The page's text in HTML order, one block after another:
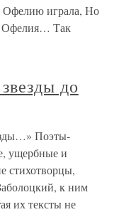
Офелию играла, Но
Офелия… Так
до
Поэты-
ущербные и
стихотворцы,
к ним
их тексты не